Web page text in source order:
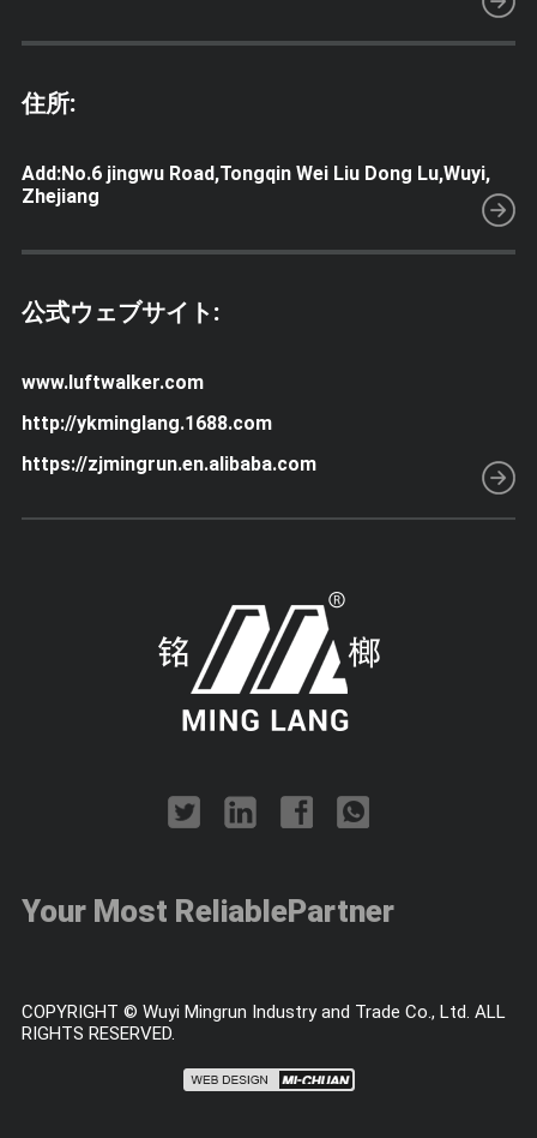
住所:
Add:No.6 jingwu Road,Tongqin Wei Liu Dong Lu,Wuyi,
Zhejiang
公式ウェブサイト:
www.luftwalker.com
http://ykminglang.1688.com
https://zjmingrun.en.alibaba.com
Your Most ReliablePartner
COPYRIGHT © Wuyi Mingrun Industry and Trade Co., Ltd. ALL
RIGHTS RESERVED.